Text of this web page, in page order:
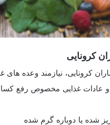
کرونایی
کرونایی، نیازمند وعده
و عادات غذایی مخصوص رفع
شده یا دوباره گرم شده